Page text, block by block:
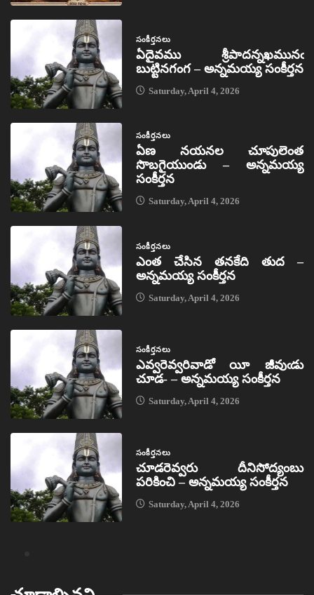
సంకీర్తనలు
ఏదైవము శ్రీపాదన్నఖమునఁ
బుట్టినగంగ – అన్నమయ్య సంకీర్తన
Saturday, April 4, 2026
సంకీర్తనలు
ఏణ నయనల చూపులెంత
సొబగైయుండు – అన్నమయ్య
సంకీర్తన
Saturday, April 4, 2026
సంకీర్తనలు
ఎంత చేసిన తనకేది తుద –
అన్నమయ్య సంకీర్తన
Saturday, April 4, 2026
సంకీర్తనలు
ఎవ్వరెవ్వరివాడో యీ జీవుఁడు
చూడ- – అన్నమయ్య సంకీర్తన
Saturday, April 4, 2026
సంకీర్తనలు
చూడరెవ్వరు దీనిసోద్యంబు
పరికించి – అన్నమయ్య సంకీర్తన
Saturday, April 4, 2026